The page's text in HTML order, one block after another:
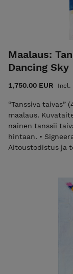
painting from my
Maalaus:
Dancing Sky
1,750.00 EUR Incl.
“Tanssiva taivas”
maalaus.
nainen tanssii
hintaan. •
Aitoustodistus ja
"Dancing Sky"
contemporary
as a graceful
the northern
includes the
Certificate of
to pick up the